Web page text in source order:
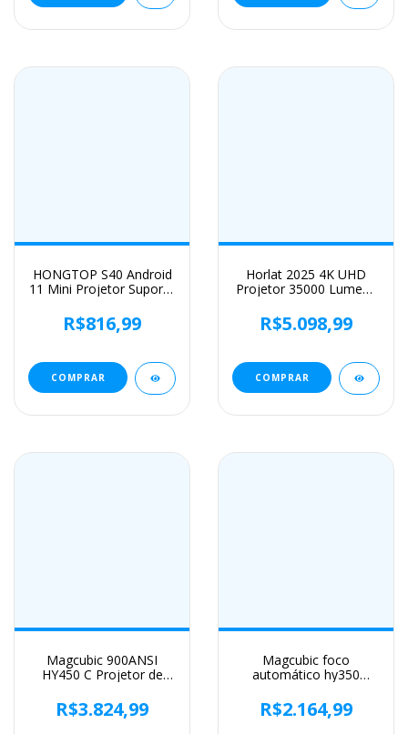
HONGTOP S40 Android
11 Mini Projetor Suporte
BT5.0 Projetor
1280*720P Projetor
Casa
R$816,99
COMPRAR
Horlat 2025 4K UHD
Projetor 35000 Lumens
64G Native1080P Full
HD Projetor de filmes
Netflix
R$5.098,99
COMPRAR
Magcubic 900ANSI
HY450 C Projetor de
1080P Ultra Short
Throw Allwinner H716
R$3.824,99
Magcubic foco
automático hy350
1920*1080p wifi6
580ansi allwinner h713
R$2.164,99